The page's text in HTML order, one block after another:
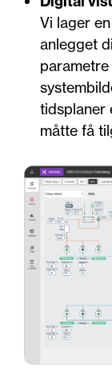
Vi lager
anlegget
tidsplaner
måtte få